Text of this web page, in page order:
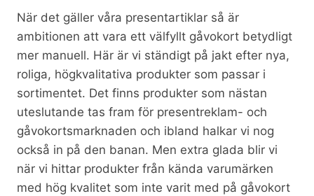
När det gäller våra presentartiklar så är
ambitionen att vara ett välfyllt gåvokort betydligt
mer manuell. Här är vi ständigt på jakt efter nya,
roliga, högkvalitativa produkter som passar i
sortimentet. Det finns produkter som nästan
uteslutande tas fram för presentreklam- och
gåvokortsmarknaden och ibland halkar vi nog
också in på den banan. Men extra glada blir vi
när vi hittar produkter från kända varumärken
med hög kvalitet som inte varit med på gåvokort